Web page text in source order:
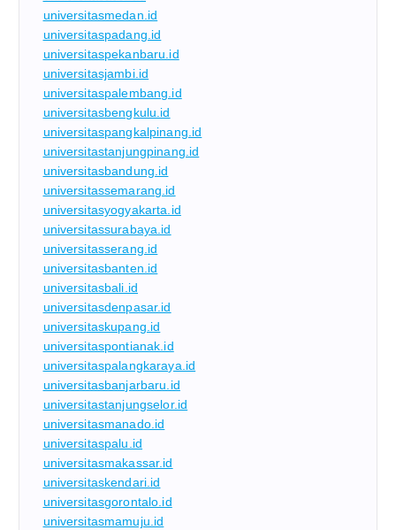
universitasmedan.id
universitaspadang.id
universitaspekanbaru.id
universitasjambi.id
universitaspalembang.id
universitasbengkulu.id
universitaspangkalpinang.id
universitastanjungpinang.id
universitasbandung.id
universitassemarang.id
universitasyogyakarta.id
universitassurabaya.id
universitasserang.id
universitasbanten.id
universitasbali.id
universitasdenpasar.id
universitaskupang.id
universitaspontianak.id
universitaspalangkaraya.id
universitasbanjarbaru.id
universitastanjungselor.id
universitasmanado.id
universitaspalu.id
universitasmakassar.id
universitaskendari.id
universitasgorontalo.id
universitasmamuju.id